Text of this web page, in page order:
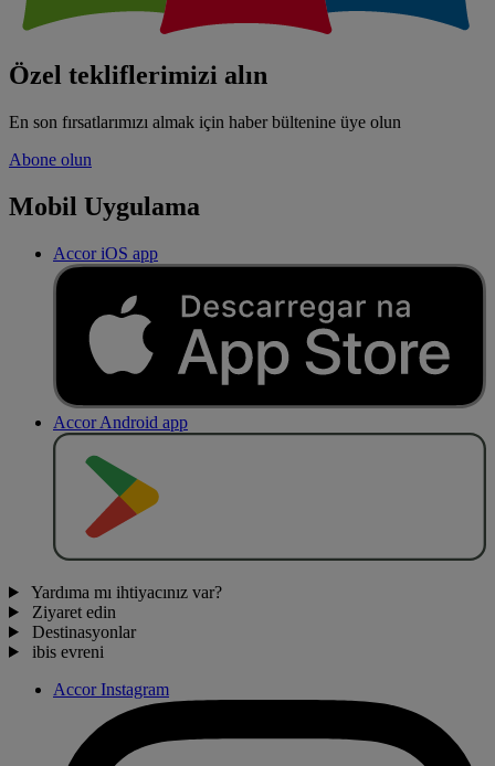
Özel tekliflerimizi alın
En son fırsatlarımızı almak için haber bültenine üye olun
Abone olun
Mobil Uygulama
Accor iOS app
Accor Android app
Yardıma mı ihtiyacınız var?
Ziyaret edin
Destinasyonlar
ibis evreni
Accor Instagram